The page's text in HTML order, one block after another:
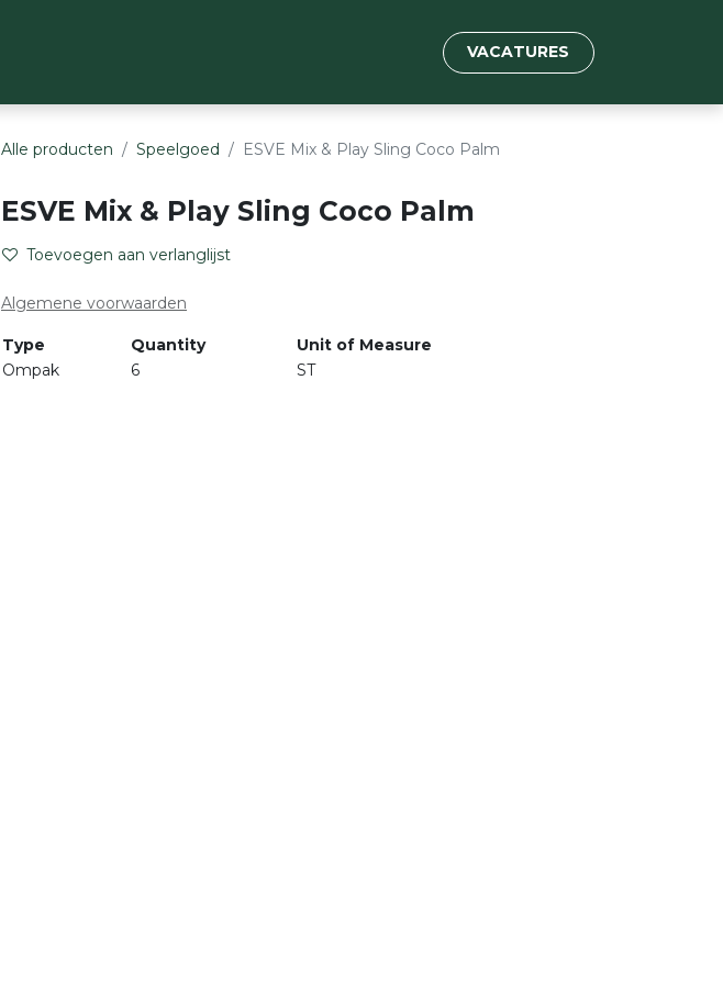
VACATURES
Alle producten Speelgoed ESVE Mix & Play Sling Coco Palm
ESVE Mix & Play Sling Coco Palm
Toevoegen aan verlanglijst
Algemene voorwaarden
Type Quantity
Unit of Measure
Ompak
6 ST